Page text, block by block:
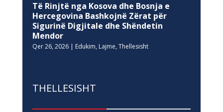
Të Rinjtë nga Kosova dhe Bosnja e
Hercegovina Bashkojnë Zërat për
Sigurinë Digjitale dhe Shëndetin
Mendor
Qer 26, 2026| Edukim, Lajme, Thellesisht
THELLESISHT